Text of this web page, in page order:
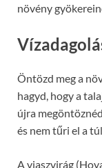
növény
Öntözd meg a
hagyd, hogy a
újra
és nem tűri el a
A viaszvirág